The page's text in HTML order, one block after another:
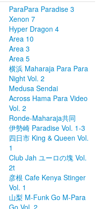
ParaPara Paradise 3
Xenon 7
Hyper Dragon 4
Area 10
Area 3
Area 5
横浜 Maharaja Para Para
Night Vol. 2
Medusa Sendai
Across Hama Para Video
Vol. 2
Ronde-Maharaja共同
伊勢崎 Paradise Vol. 1-3
四日市 King & Queen Vol.
1
Club Jah ユーロの塊 Vol.
2t
彦根 Cafe Kenya Stinger
Vol. 1
山梨 M-Funk Go M-Para
Go Vol. 2